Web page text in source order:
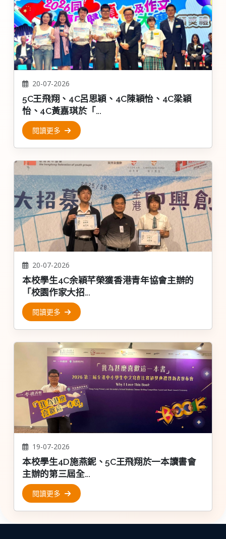
20-07-2026
5C王飛翔、4C呂思穎、4C陳穎怡、4C梁穎
怡、4C黃嘉琪於「...
閱讀更多
20-07-2026
本校學生4C余穎芊榮獲香港青年協會主辦的
「校園作家大招...
閱讀更多
19-07-2026
本校學生4D施燕鈮、5C王飛翔於一本讀書會
主辦的第三屆全...
閱讀更多